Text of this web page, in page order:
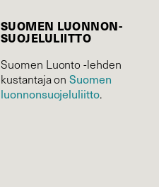
SUOMEN LUONNON­
SUOJELU­LIITTO
Suomen Luonto -lehden
kustantaja onSuomen
luonnonsuojelu­liitto.